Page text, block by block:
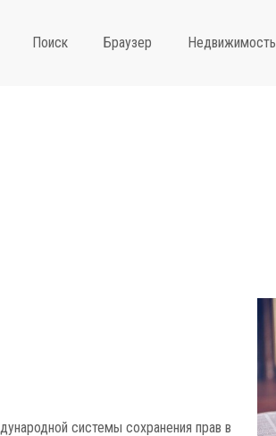
Поиск Браузер Недвижимость
системы сохранения прав в